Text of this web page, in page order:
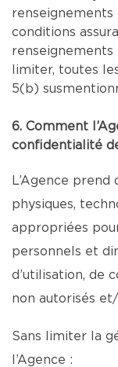
renseignements
conditions
renseignements
limiter, toutes
5(b)
6. Comment
confidentialité
L’Agence
physiques,
appropriées
personnels et
d’utilisation, de
non autorisés
Sans limiter la
l’Agence :